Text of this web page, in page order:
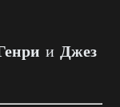
и Джез